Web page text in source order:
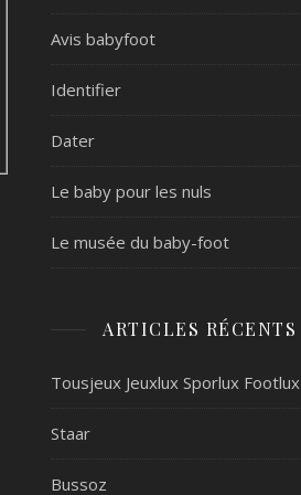
Avis babyfoot
Identifier
Dater
Le baby pour les nuls
Le musée du baby-foot
ARTICLES RÉCENTS
Tousjeux Jeuxlux Sporlux Footlux
Staar
Bussoz